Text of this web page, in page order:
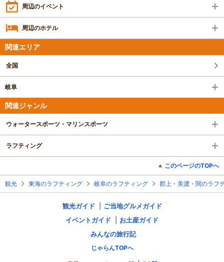
周辺のイベント
周辺のホテル
関連エリア
全国
岐阜
関連ジャンル
ウォータースポーツ・マリンスポーツ
ラフティング
このページのTOPへ
観光 東海のラフティング 岐阜のラフティング 郡上・美濃・関のラフ
観光ガイド
ご当地グルメガイド
イベントガイド
お土産ガイド
みんなの旅行記
じゃらんTOPへ